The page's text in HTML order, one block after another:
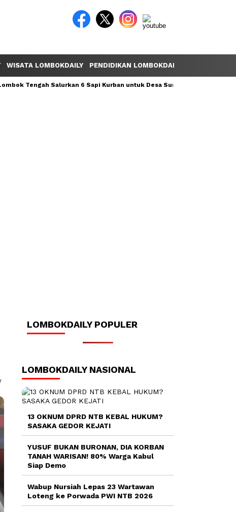
WISATA LOMBOKDAILY PENDIDIKAN LOMBOKDAILY
Tengah Salurkan 6 Sapi Kurban untuk Desa Sumber Mata Air
LOMBOKDAILY POPULER
LOMBOKDAILY NASIONAL
13 OKNUM DPRD NTB KEBAL HUKUM?
SASAKA GEDOR KEJATI
YUSUF BUKAN BURONAN, DIA KORBAN
TANAH WARISAN! 80% Warga Kabul
Siap Demo
Wabup Nursiah Lepas 23 Wartawan
Loteng ke Porwada PWI NTB 2026